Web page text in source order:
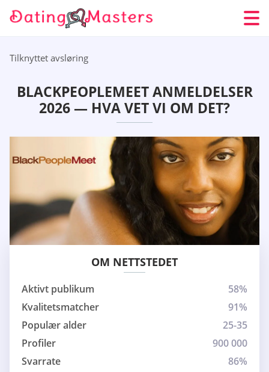
Tilknyttet avsløring
BLACKPEOPLEMEET ANMELDELSER
2026 — HVA VET VI OM DET?
OM NETTSTEDET
Aktivt publikum
58%
Kvalitetsmatcher
91%
Populær alder
25-35
Profiler
900 000
Svarrate
86%